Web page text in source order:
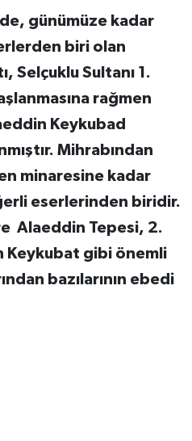
günümüze kadar
biri olan
Selçuklu Sultanı 1.
rağmen
Keykubad
Mihrabından
minaresine kadar
eserlerinden biridir.
Alaeddin Tepesi, 2.
Keykubat gibi önemli
bazılarının ebedi